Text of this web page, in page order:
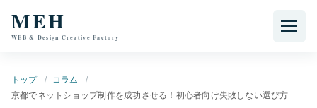
MEH
WEB & Design Creative Factory
トップ
コラム
京都でネットショップ制作を成功させる！初心者向け失敗しない選び方